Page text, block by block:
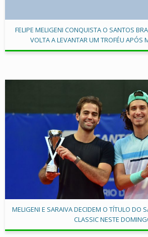
FELIPE MELIGENI CONQUISTA O SANTOS
VOLTA A LEVANTAR UM TROFÉU APÓS
MELIGENI E SARAIVA DECIDEM O TÍTULO DO
CLASSIC NESTE